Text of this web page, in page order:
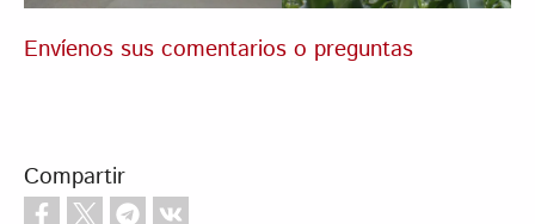
Envíenos sus comentarios o preguntas
Compartir